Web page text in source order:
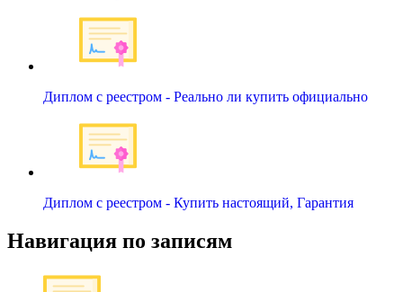
Диплом с реестром - Реально ли купить официально
Диплом с реестром - Купить настоящий, Гарантия
Навигация по записям